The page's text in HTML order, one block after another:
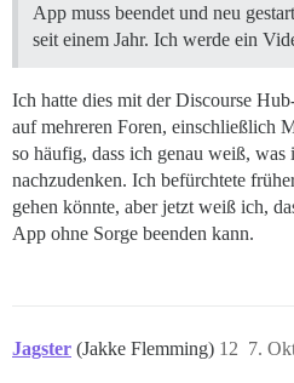
App muss beendet und neu
seit einem Jahr. Ich werde ein
Ich hatte dies mit der Discourse
auf mehreren Foren, einschließlich
so häufig, dass ich genau weiß, was
nachzudenken. Ich befürchtete
gehen könnte, aber jetzt weiß ich,
App ohne Sorge beenden kann.
Jagster (Jakke Flemming) 7.
12